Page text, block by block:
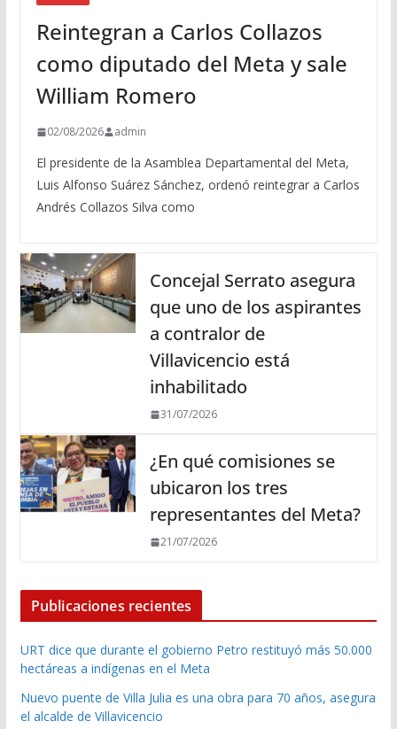
Reintegran a Carlos Collazos
como diputado del Meta y sale
William Romero
02/08/2026 admin
El presidente de la Asamblea Departamental del Meta,
Luis Alfonso Suárez Sánchez, ordenó reintegrar a Carlos
Andrés Collazos Silva como
Concejal Serrato asegura
que uno de los aspirantes
a contralor de
Villavicencio está
inhabilitado
31/07/2026
¿En qué comisiones se
ubicaron los tres
representantes del Meta?
21/07/2026
Publicaciones recientes
URT dice que durante el gobierno Petro restituyó más 50.000
hectáreas a indígenas en el Meta
Nuevo puente de Villa Julia es una obra para 70 años, asegura
el alcalde de Villavicencio